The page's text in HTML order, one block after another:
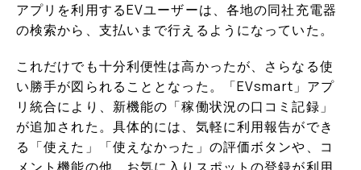
アプリを利用するEVユーザーは、各地の同社充電器
の検索から、支払いまで行えるようになっていた。
これだけでも十分利便性は高かったが、さらなる使
い勝手が図られることとなった。「EVsmart」アプ
リ統合により、新機能の「稼働状況の口コミ記録」
が追加された。具体的には、気軽に利用報告ができ
る「使えた」「使えなかった」の評価ボタンや、コ